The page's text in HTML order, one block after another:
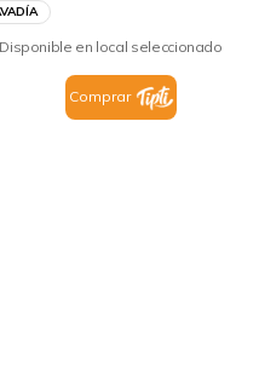
Disponible en local seleccionado
Comprar